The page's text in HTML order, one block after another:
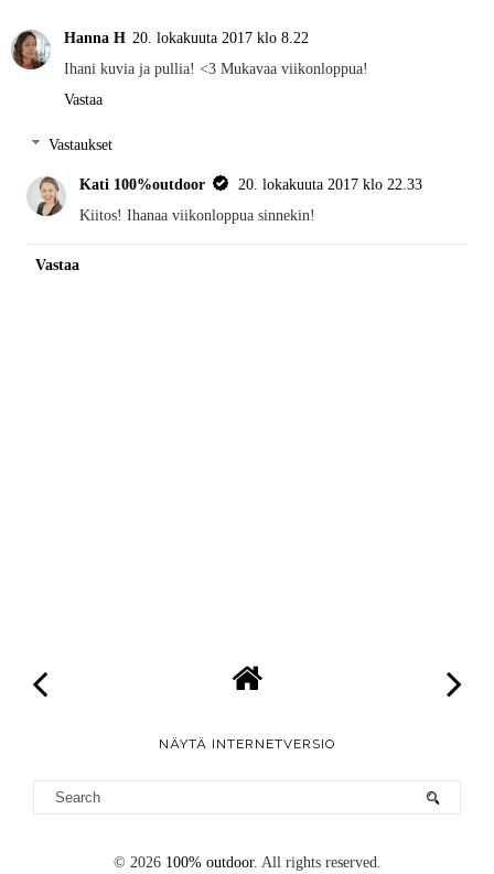
Hanna H 20. lokakuuta 2017 klo 8.22
Ihani kuvia ja pullia! <3 Mukavaa viikonloppua!
Vastaa
Vastaukset
Kati 100%outdoor
20. lokakuuta 2017 klo 22.33
Kiitos! Ihanaa viikonloppua sinnekin!
Vastaa
NÄYTÄ INTERNETVERSIO
© 2026 100% outdoor. All rights reserved.